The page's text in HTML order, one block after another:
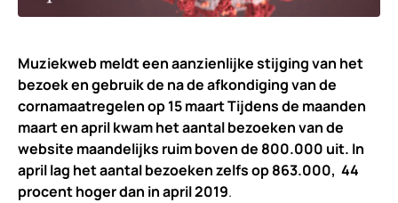
Muziekweb meldt een aanzienlijke stijging van het
bezoek en gebruik de na de afkondiging van de
cornamaatregelen op 15 maart Tijdens de maanden
maart en april kwam het aantal bezoeken van de
website maandelijks ruim boven de 800.000 uit. In
april lag het aantal bezoeken zelfs op 863.000, 44
procent hoger dan in april 2019.